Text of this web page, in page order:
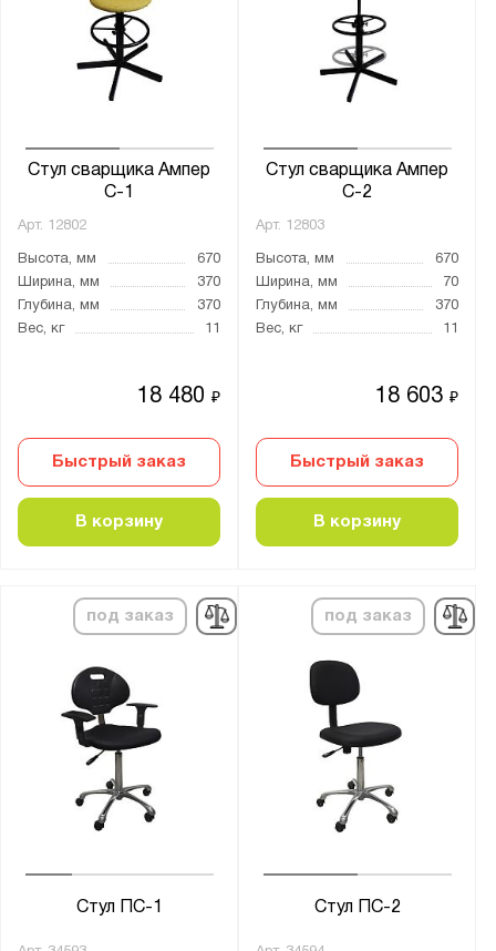
Стул сварщика Ампер
С-1
Арт. 12802
Высота, мм
670
Ширина, мм
370
Глубина, мм
370
Вес, кг
11
18 480₽
Быстрый заказ
В корзину
Стул сварщика Ампер
С-2
Арт. 12803
Высота, мм
670
Ширина, мм
70
Глубина, мм
370
Вес, кг
11
18 603₽
Быстрый заказ
В корзину
под заказ
Стул ПС-1
под заказ
Стул ПС-2